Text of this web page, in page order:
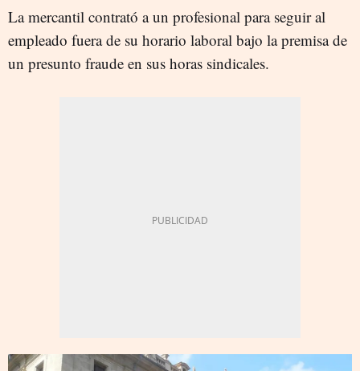
La mercantil contrató a un profesional para seguir al
empleado fuera de su horario laboral bajo la premisa de
un presunto fraude en sus horas sindicales.